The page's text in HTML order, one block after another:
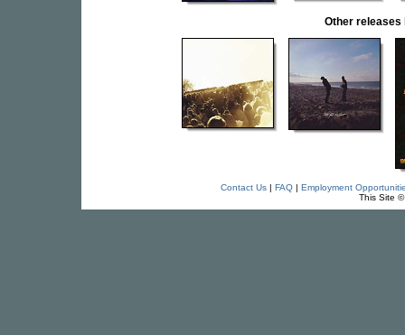
Other releases
Contact Us| FAQ| Employment
This Site